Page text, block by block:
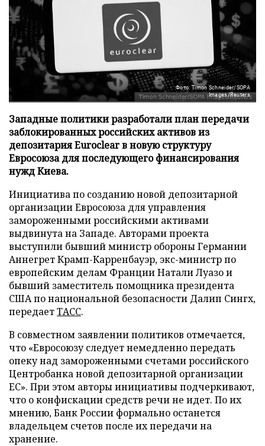
Фото: Timon Schneider/SOPA
Images/Reuters
Западные политики разработали план передачи
заблокированных российских активов из
депозитария Euroclear в новую структуру
Евросоюза для последующего финансирования
нужд Киева.
Инициатива по созданию новой депозитарной
организации Евросоюза для управления
замороженными российскими активами
выдвинута на Западе. Авторами проекта
выступили бывший министр обороны Германии
Аннегрет Крамп-Карренбауэр, экс-министр по
европейским делам Франции Натали Луазо и
бывший заместитель помощника президента
США по национальной безопасности Далип Сингх,
передаетТАСС.
В совместном заявлении политиков отмечается,
что «Евросоюзу следует немедленно передать
опеку над замороженными счетами российского
Центробанка новой депозитарной организации
ЕС». При этом авторы инициативы подчеркивают,
что о конфискации средств речи не идет. По их
мнению, Банк России формально останется
владельцем счетов после их передачи на
хранение.